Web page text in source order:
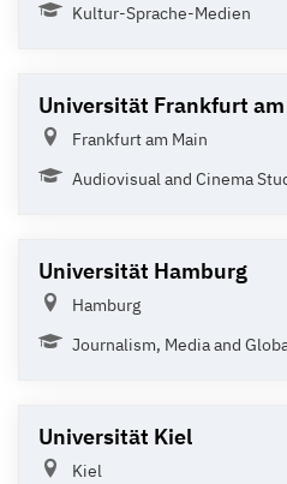
Kultur-Sprache-Medien
Universität Frankfurt
Frankfurt am Main
Audiovisual and Cinema
Universität Hamburg
Hamburg
Journalism, Media and
Universität Kiel
Kiel